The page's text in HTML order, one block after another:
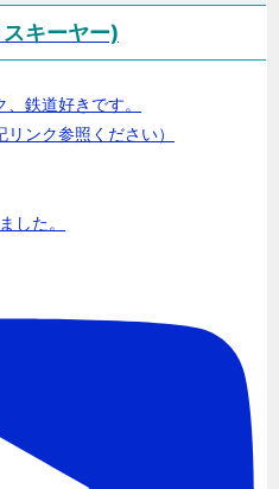
キーヤー)
鉄道好きです。
ンク参照ください）
した。